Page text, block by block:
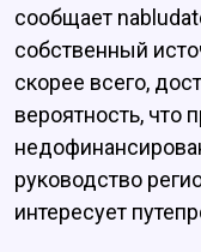
сообщает
собственный
скорее всего,
вероятность, что
руководство
интересует